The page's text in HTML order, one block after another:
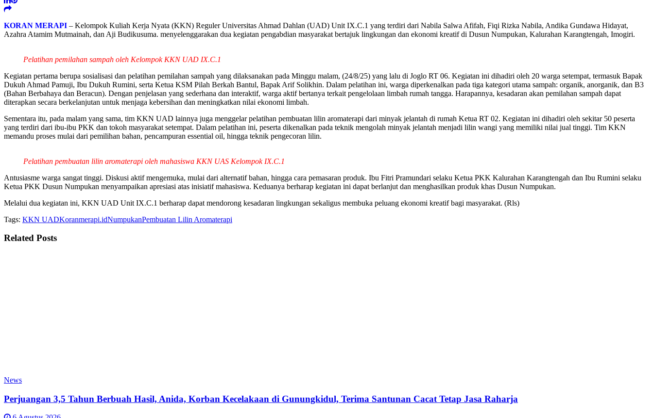
KORAN MERAPI – Kelompok Kuliah Kerja Nyata (KKN) Reguler Universitas Ahmad Dahlan (UAD) Unit IX.C.1 yang terdiri dari Nabila Salwa Afifah, Fiqi Rizka Nabila, Andika Gundawa Hidayat,
Azahra Atamim Mutmainah, dan Aji Budikusuma. menyelenggarakan dua kegiatan pengabdian masyarakat bertajuk lingkungan dan ekonomi kreatif di Dusun Numpukan, Kalurahan Karangtengah, Imogiri.
Pelatihan pemilahan sampah oleh Kelompok KKN UAD IX.C.1
Kegiatan pertama berupa sosialisasi dan pelatihan pemilahan sampah yang dilaksanakan pada Minggu malam, (24/8/25) yang lalu di Joglo RT 06. Kegiatan ini dihadiri oleh 20 warga setempat, termasuk Bapak
Dukuh Ahmad Pamuji, Ibu Dukuh Rumini, serta Ketua KSM Pilah Berkah Bantul, Bapak Arif Solikhin. Dalam pelatihan ini, warga diperkenalkan pada tiga kategori utama sampah: organik, anorganik, dan B3
(Bahan Berbahaya dan Beracun). Dengan penjelasan yang sederhana dan interaktif, warga aktif bertanya terkait pengelolaan limbah rumah tangga. Harapannya, kesadaran akan pemilahan sampah dapat
diterapkan secara berkelanjutan untuk menjaga kebersihan dan meningkatkan nilai ekonomi limbah.
Sementara itu, pada malam yang sama, tim KKN UAD lainnya juga menggelar pelatihan pembuatan lilin aromaterapi dari minyak jelantah di rumah Ketua RT 02. Kegiatan ini dihadiri oleh sekitar 50 peserta
yang terdiri dari ibu-ibu PKK dan tokoh masyarakat setempat. Dalam pelatihan ini, peserta dikenalkan pada teknik mengolah minyak jelantah menjadi lilin wangi yang memiliki nilai jual tinggi. Tim KKN
memandu proses mulai dari pemilihan bahan, pencampuran essential oil, hingga teknik pengecoran lilin.
Pelatihan pembuatan lilin aromaterapi oleh mahasiswa KKN UAS Kelompok IX.C.1
Antusiasme warga sangat tinggi. Diskusi aktif mengemuka, mulai dari alternatif bahan, hingga cara pemasaran produk. Ibu Fitri Pramundari selaku Ketua PKK Kalurahan Karangtengah dan Ibu Rumini selaku
Ketua PKK Dusun Numpukan menyampaikan apresiasi atas inisiatif mahasiswa. Keduanya berharap kegiatan ini dapat berlanjut dan menghasilkan produk khas Dusun Numpukan.
Melalui dua kegiatan ini, KKN UAD Unit IX.C.1 berharap dapat mendorong kesadaran lingkungan sekaligus membuka peluang ekonomi kreatif bagi masyarakat. (Rls)
Tags: KKN UADKoranmerapi.idNumpukanPembuatan Lilin Aromaterapi
Related Posts
News
Perjuangan 3,5 Tahun Berbuah Hasil, Anida, Korban Kecelakaan di Gunungkidul, Terima Santunan Cacat Tetap Jasa Raharja